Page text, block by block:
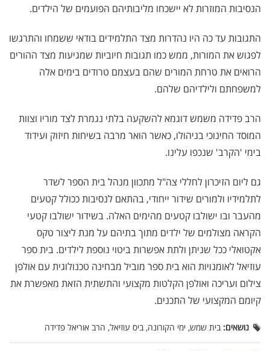
הנסיבות המוזרות לא יישכחו מליבותיהם הפועמים של הילדים.
התגובות עד כה היו נהדרות מצד התלמידים בודאי ששמחו והתרגשו
לפגוש את המורות, ממש כמו תגובות חיוביות שמגיעות מצד ההורים
הרואים את טרחת המורים שהם בעצמם טרודים בימים אלה
למשפחתם ולילדיהם שלהם.
הרב פדידה משמש דוגמא להשקעה בלתי נגמרת לצד מוריו וצוות
המוסד החינוכי בניהולו, כאשר הואר מרבה בשיחות חיזוק ועידוד
בימי 'הקרב' שנכפו עלינו.
גם ליום הזיכרון לחללי צה"ל מתכוון מנהל בית הספר לשדר
לתלמידיו ולמורים שידור ייחודי, בהתאם לנסיבות ככולל קטעים
מהעבר ובו ישולבו קטעים מהימים האלה. בשידור ישולבו קטעי
הקראה מצולמים של ילדים מתוך בתיהם על מנת ליצור טקס
אקטואלי ככל שניתן ולתת אפשרות ביטוי נוספת לילדים. בית ספר
עוזיאל לאומנויות הוא בית ספר מוביל מבחינה טכנולוגית עם אולפן
צילום ועריכה ואולפן הקלטות מקצועי והתשתית הזאת מאפשרת את
קיומם המקצועי של התכנים.
נושאים: בית שמש, ימי הקורונה, ביס עוזיאל, הרב אוריאל פדידה